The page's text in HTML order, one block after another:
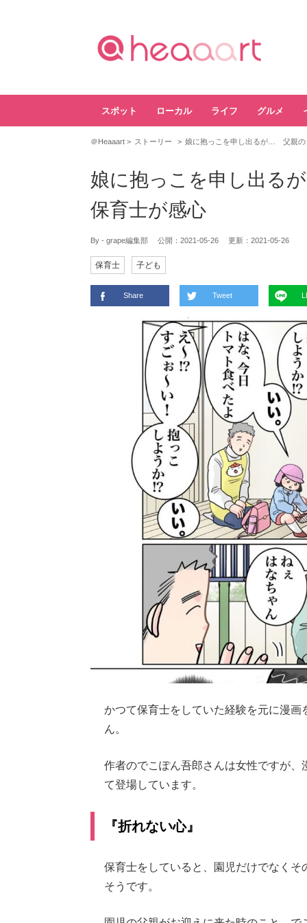
スポット ローカル ライフ グルメ
＠Heaaart ストーリー 娘に抱っこを申し出るが… 父親の
娘に抱っこを申し出る
保育士が感心
By - grape編集部 公開： 2021-05-26 更新： 2021-05-26
保育士 子ども
Share Tweet
かつて保育士をしていた経験を元に漫画
ん。
作者のでこぽん吾郎さんは女性ですが
て登場しています。
『折れない心』
保育士をしていると、園児だけでなく
そうです。